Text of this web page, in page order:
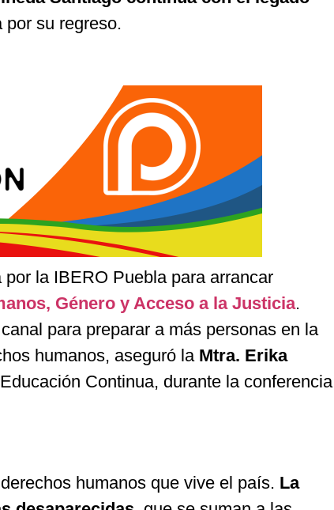
por su regreso.
la IBERO Puebla para arrancar
Género y Acceso a la Justicia.
para preparar a más personas en la
humanos, aseguró la Mtra. Erika
Continua, durante la conferencia
humanos que vive el país. La